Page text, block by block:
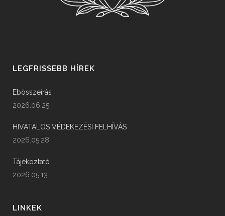
LEGFRISSEBB HÍREK
Ebösszeírás
2026.06.25.
HIVATALOS VÉDEKEZÉSI FELHÍVÁS
2026.05.28.
Tájékoztató
2026.05.13.
LINKEK